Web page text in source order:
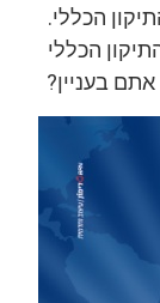
הכללי.
הכללי
בעניין?